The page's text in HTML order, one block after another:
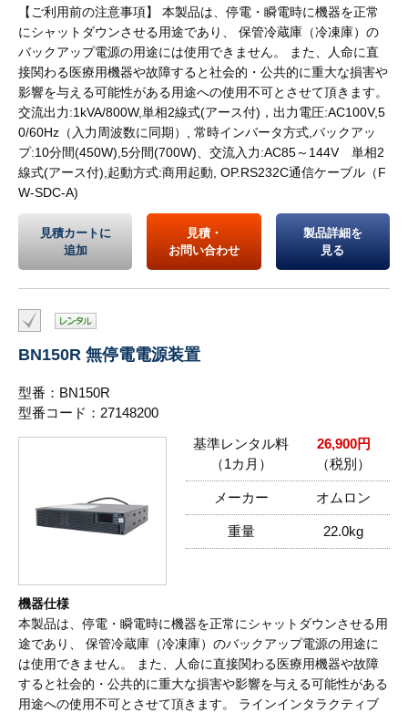
【ご利用前の注意事項】 本製品は、停電・瞬電時に機器を正常
にシャットダウンさせる用途であり、 保管冷蔵庫（冷凍庫）の
バックアップ電源の用途には使用できません。 また、人命に直
接関わる医療用機器や故障すると社会的・公共的に重大な損害や
影響を与える可能性がある用途への使用不可とさせて頂きます。
交流出力:1kVA/800W,単相2線式(アース付)，出力電圧:AC100V,5
0/60Hz（入力周波数に同期）, 常時インバータ方式,バックアッ
プ:10分間(450W),5分間(700W)、交流入力:AC85～144V 単相2
線式(アース付),起動方式:商用起動, OP.RS232C通信ケーブル（F
W-SDC-A)
見積カートに
追加
見積・
お問い合わせ
製品詳細を
見る
BN150R 無停電電源装置
型番：BN150R
型番コード：27148200
基準レンタル料
（1カ月）
26,900円
（税別）
メーカー オムロン
重量 22.0kg
機器仕様
本製品は、停電・瞬電時に機器を正常にシャットダウンさせる用
途であり、 保管冷蔵庫（冷凍庫）のバックアップ電源の用途に
は使用できません。 また、人命に直接関わる医療用機器や故障
すると社会的・公共的に重大な損害や影響を与える可能性がある
用途への使用不可とさせて頂きます。 ラインインタラクティブ